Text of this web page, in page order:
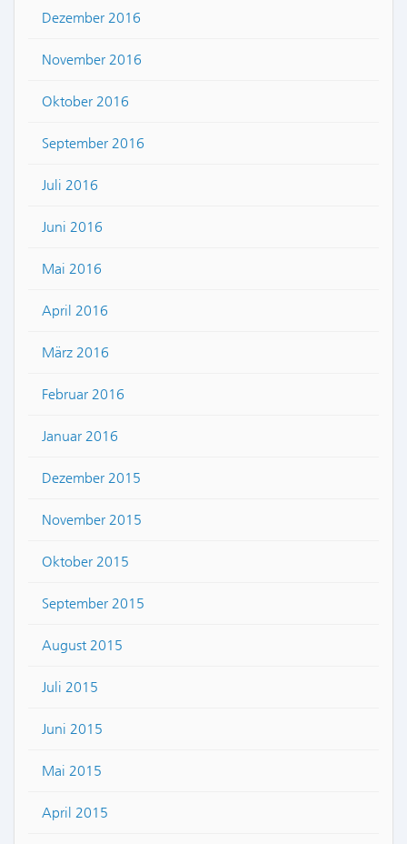
Dezember 2016
November 2016
Oktober 2016
September 2016
Juli 2016
Juni 2016
Mai 2016
April 2016
März 2016
Februar 2016
Januar 2016
Dezember 2015
November 2015
Oktober 2015
September 2015
August 2015
Juli 2015
Juni 2015
Mai 2015
April 2015